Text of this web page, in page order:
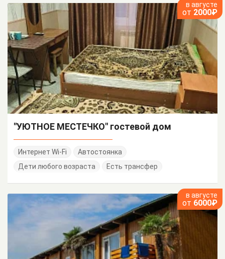
в августе
от 2000₽
"УЮТНОЕ МЕСТЕЧКО" гостевой дом
Интернет Wi-Fi
Автостоянка
Дети любого возраста
Есть трансфер
в августе
от 6000₽